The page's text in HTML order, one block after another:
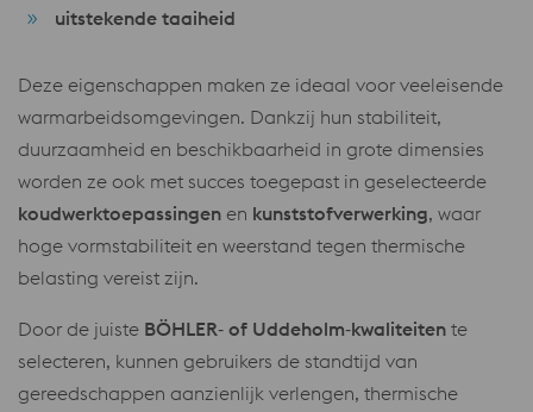
uitstekende taaiheid
Deze eigenschappen maken ze ideaal voor veeleisende
warmarbeidsomgevingen. Dankzij hun stabiliteit,
duurzaamheid en beschikbaarheid in grote dimensies
worden ze ook met succes toegepast in geselecteerde
koudwerktoepassingen en kunststofverwerking, waar
hoge vormstabiliteit en weerstand tegen thermische
belasting vereist zijn.
Door de juiste BÖHLER‑ of Uddeholm‑kwaliteiten te
selecteren, kunnen gebruikers de standtijd van
gereedschappen aanzienlijk verlengen, thermische